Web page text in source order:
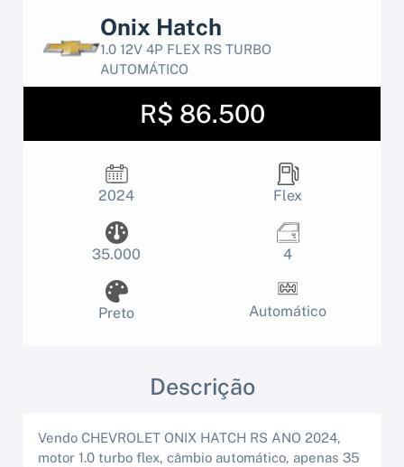
Onix Hatch
1.0 12V 4P FLEX RS TURBO
AUTOMÁTICO
R$ 86.500
2024 Flex
35.000 4
Preto Automático
Descrição
Vendo CHEVROLET ONIX HATCH RS ANO 2024,
motor 1.0 turbo flex, câmbio automático, apenas 35